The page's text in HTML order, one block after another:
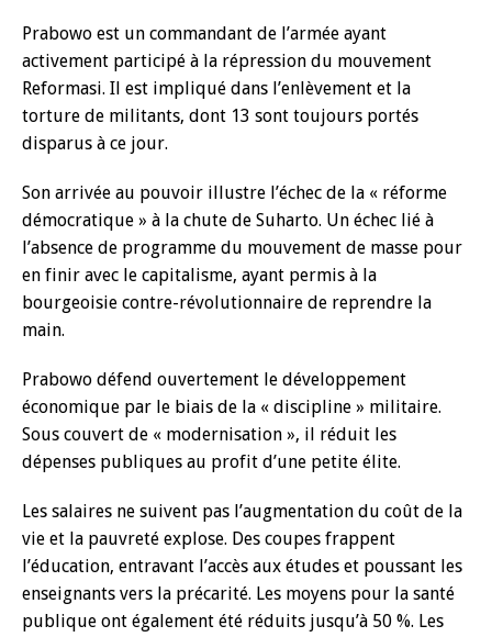
Prabowo est un commandant de l’armée ayant
activement participé à la répression du mouvement
Reformasi. Il est impliqué dans l’enlèvement et la
torture de militants, dont 13 sont toujours portés
disparus à ce jour.
Son arrivée au pouvoir illustre l’échec de la « réforme
démocratique » à la chute de Suharto. Un échec lié à
l’absence de programme du mouvement de masse pour
en finir avec le capitalisme, ayant permis à la
bourgeoisie contre-révolutionnaire de reprendre la
main.
Prabowo défend ouvertement le développement
économique par le biais de la « discipline » militaire.
Sous couvert de « modernisation », il réduit les
dépenses publiques au profit d’une petite élite.
Les salaires ne suivent pas l’augmentation du coût de la
vie et la pauvreté explose. Des coupes frappent
l’éducation, entravant l’accès aux études et poussant les
enseignants vers la précarité. Les moyens pour la santé
publique ont également été réduits jusqu’à 50 %. Les